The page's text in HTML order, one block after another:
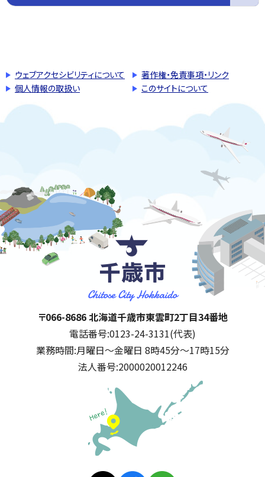
ウェブアクセシビリティについて
著作権・免責事項・リンク
個人情報の取扱い
このサイトについて
千歳市
住所:
〒066-8686 北海道千歳市東雲町2丁目34番地
電話番号:0123-24-3131(代表)
業務時間:月曜日～金曜日 8時45分～17時15分
法人番号:2000020012246